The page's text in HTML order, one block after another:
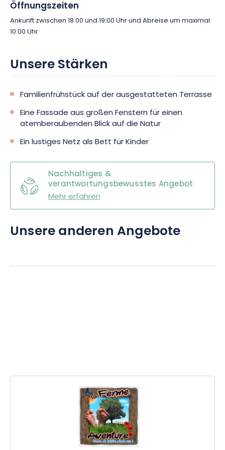
Öffnungszeiten
Ankunft zwischen 18:00 und 19:00 Uhr und Abreise um maximal
10:00 Uhr
Unsere Stärken
Familienfrühstück auf der ausgestatteten Terrasse
Eine Fassade aus großen Fenstern für einen
atemberaubenden Blick auf die Natur
Ein lustiges Netz als Bett für Kinder
Nachhaltiges &
verantwortungsbewusstes Angebot
Mehr erfahren
Unsere anderen Angebote